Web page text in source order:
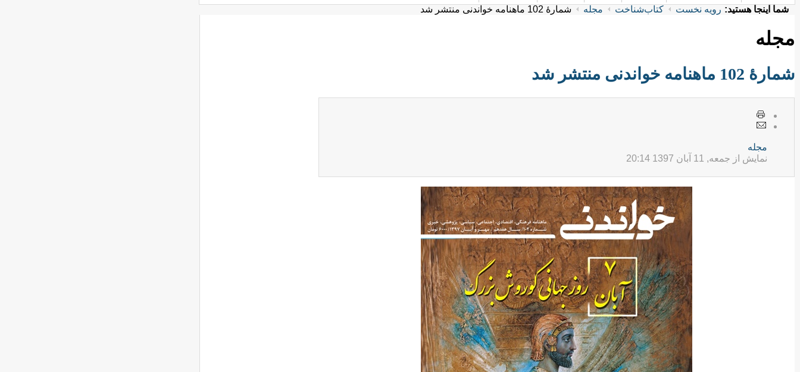
شما اینجا هستید: رویه نخست کتاب‌شناخت مجله شمارهٔ 102 ماهنامه خواندنی منتشر شد
مجله
شمارهٔ 102 ماهنامه خواندنی منتشر شد
مجله
نمایش از جمعه, 11 آبان 1397 20:14